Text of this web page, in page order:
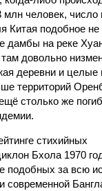
млн человек,
подобное не
дамбы на реке
довольно
деревни и
территорий
столько же
стихийных
Бхола 1970
за всю
современной